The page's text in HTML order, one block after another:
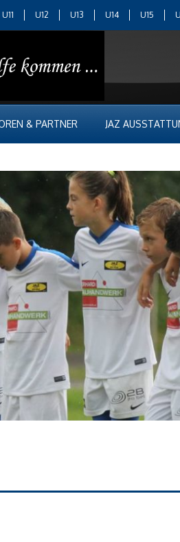
U11 U12 U13 U14 U15
& PARTNER JAZ